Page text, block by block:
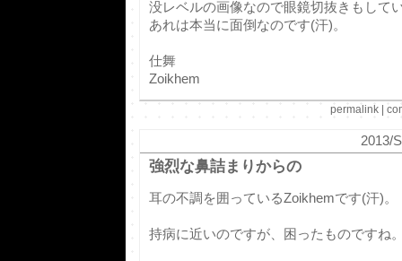
没レベルの画像なので眼鏡切抜きもして
あれは本当に面倒なのです(汗)。
仕舞
Zoikhem
permalink
2013/
強烈な鼻詰まりからの
耳の不調を囲っているZoikhemです(汗)。
持病に近いのですが、困ったものですね